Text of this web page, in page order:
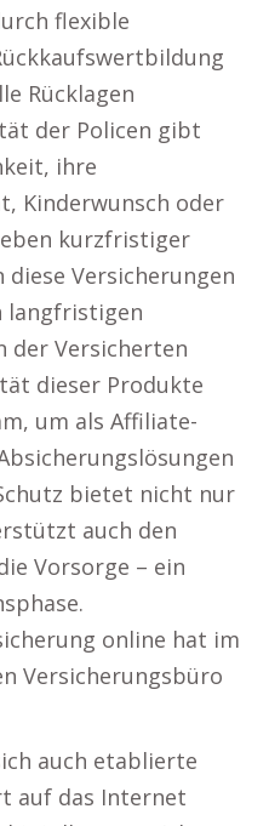
flexible
Rücklagen
der Policen gibt
ihre
Kinderwunsch oder
kurzfristiger
diese Versicherungen
langfristigen
der Versicherten
dieser Produkte
um als Affiliate-
bietet nicht nur
auch den
Vorsorge – ein
online hat im
Versicherungsbüro
auch etablierte
auf das Internet